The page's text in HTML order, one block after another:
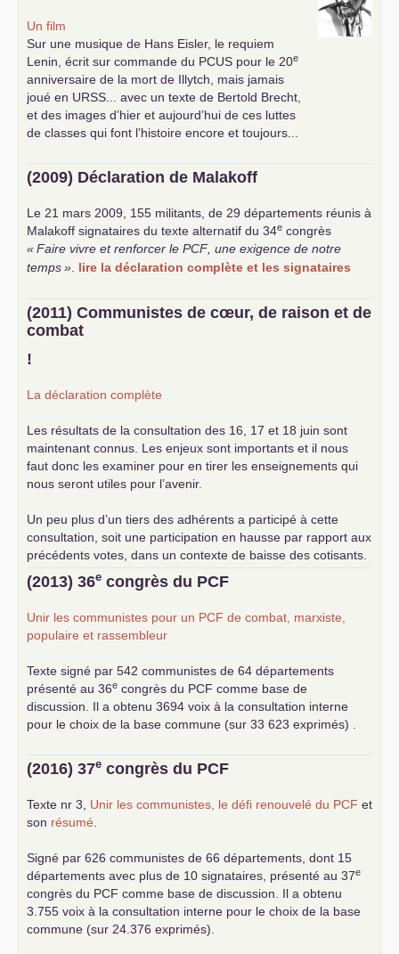
Un film
Sur une musique de Hans Eisler, le requiem
Lenin, écrit sur commande du PCUS pour le 20e
anniversaire de la mort de Illytch, mais jamais
joué en URSS ... avec un texte de Bertold Brecht,
et des images d’hier et aujourd’hui de ces luttes
de classes qui font l’histoire encore et toujours...
(2009) Déclaration de Malakoff
Le 21 mars 2009, 155 militants, de 29 départements réunis à
Malakoff signataires du texte alternatif du 34e congrès
«Faire vivre et renforcer le PCF , une exigence de notre
temps» lire la déclaration complète et les signataires
(2011) Communistes de cœur, de raison et de
combat
!
La déclaration complète
Les résultats de la consultation des 16, 17 et 18 juin sont
maintenant connus. Les enjeux sont importants et il nous
faut donc les examiner pour en tirer les enseignements qui
nous seront utiles pour l’avenir.
Un peu plus d’un tiers des adhérents a participé à cette
consultation, soit une participation en hausse par rapport aux
précédents votes, dans un contexte de baisse des cotisants.
... lire la suite
(2013) 36e congrès du PCF
Unir les communistes pour un PCF de combat, marxiste,
populaire et rassembleur
Texte signé par 542 communistes de 64 départements
présenté au 36e congrès du PCF comme base de
discussion. Il a obtenu 3694 voix à la consultation interne
pour le choix de la base commune (sur 33 623 exprimés) .
(2016) 37e congrès du PCF
Texte nr 3, Unir les communistes, le défi renouvelé du PCF et
son résumé
Signé par 626 communistes de 66 départements, dont 15
départements avec plus de 10 signataires, présenté au 37e
congrès du PCF comme base de discussion. Il a obtenu
3.755 voix à la consultation interne pour le choix de la base
commune (sur 24.376 exprimés).